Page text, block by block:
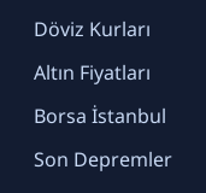
Döviz Kurları
Altın Fiyatları
Borsa İstanbul
Son Depremler